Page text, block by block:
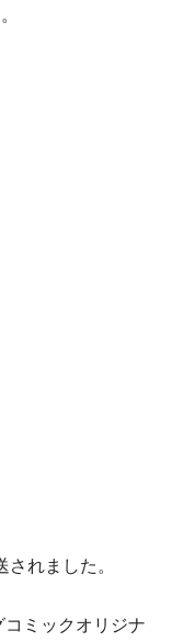
れました。
ミックオリジナ